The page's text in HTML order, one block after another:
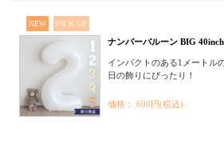
NEW PICK UP
ナンバーバルーン BIG 40inch
インパクトのある1メートル
日の飾りにぴったり！
価格： 600円(税込)